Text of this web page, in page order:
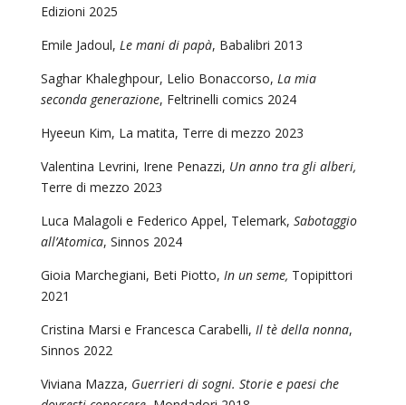
Edizioni 2025
Emile Jadoul, Le mani di papà, Babalibri 2013
Saghar Khaleghpour, Lelio Bonaccorso, La mia
seconda generazione, Feltrinelli comics 2024
Hyeeun Kim, La matita, Terre di mezzo 2023
Valentina Levrini, Irene Penazzi, Un anno tra gli alberi,
Terre di mezzo 2023
Luca Malagoli e Federico Appel, Telemark, Sabotaggio
all’Atomica, Sinnos 2024
Gioia Marchegiani, Beti Piotto, In un seme, Topipittori
2021
Cristina Marsi e Francesca Carabelli, Il tè della nonna,
Sinnos 2022
Viviana Mazza, Guerrieri di sogni. Storie e paesi che